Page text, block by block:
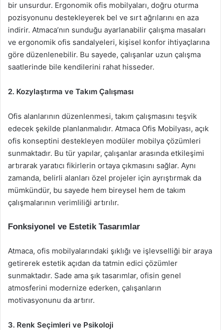
bir unsurdur. Ergonomik ofis mobilyaları, doğru oturma
pozisyonunu destekleyerek bel ve sırt ağrılarını en aza
indirir. Atmaca’nın sunduğu ayarlanabilir çalışma masaları
ve ergonomik ofis sandalyeleri, kişisel konfor ihtiyaçlarına
göre düzenlenebilir. Bu sayede, çalışanlar uzun çalışma
saatlerinde bile kendilerini rahat hisseder.
2. Kozylaştırma ve Takım Çalışması
Ofis alanlarının düzenlenmesi, takım çalışmasını teşvik
edecek şekilde planlanmalıdır. Atmaca Ofis Mobilyası, açık
ofis konseptini destekleyen modüler mobilya çözümleri
sunmaktadır. Bu tür yapılar, çalışanlar arasında etkileşimi
artırarak yaratıcı fikirlerin ortaya çıkmasını sağlar. Aynı
zamanda, belirli alanları özel projeler için ayrıştırmak da
mümkündür, bu sayede hem bireysel hem de takım
çalışmalarının verimliliği artırılır.
Fonksiyonel ve Estetik Tasarımlar
Atmaca, ofis mobilyalarındaki şıklığı ve işlevselliği bir araya
getirerek estetik açıdan da tatmin edici çözümler
sunmaktadır. Sade ama şık tasarımlar, ofisin genel
atmosferini modernize ederken, çalışanların
motivasyonunu da artırır.
3. Renk Seçimleri ve Psikoloji